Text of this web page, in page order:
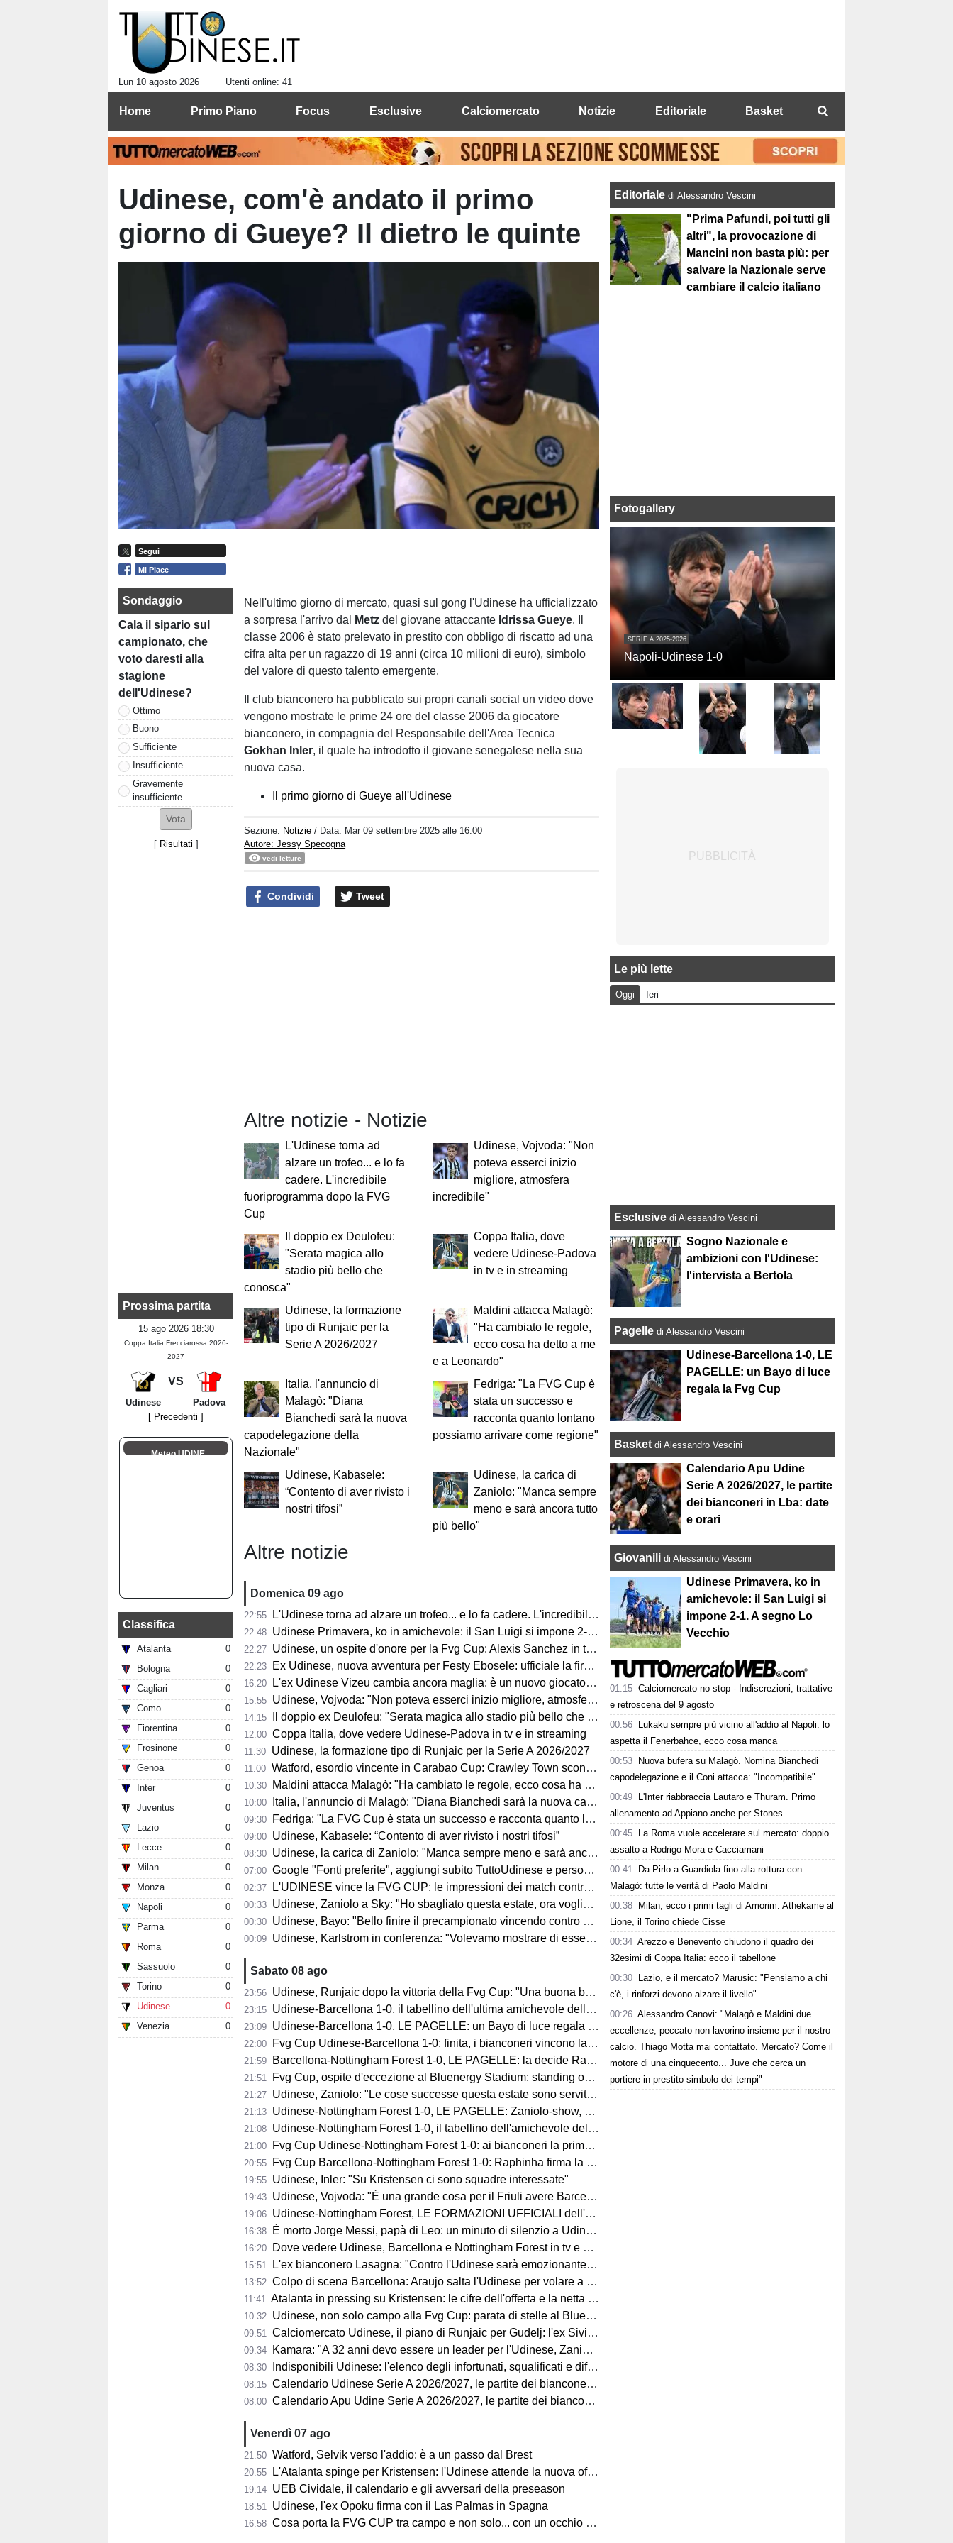
Lun 10 agosto 2026 Utenti online: 41
Home Primo Piano Focus Esclusive Calciomercato Notizie Editoriale Basket
Udinese, com'è andato il primo
giorno di Gueye? Il dietro le quinte
Segui
Mi Piace
Sondaggio
Cala il sipario sul
campionato, che
voto daresti alla
stagione
dell'Udinese?
Ottimo
Buono
Sufficiente
Insufficiente
Gravemente
insufficiente
[ Risultati ]
Prossima partita
15 ago 2026 18:30
Coppa Italia Frecciarossa 2026-
2027
VS
Udinese
Padova
[ Precedenti ]
Meteo UDINE
Classifica
Atalanta
0
Bologna
0
Cagliari
0
Como
0
Fiorentina
0
Frosinone
0
Genoa
0
Inter
0
Juventus
0
Lazio
0
Lecce
0
Milan
0
Monza
0
Napoli
0
Parma
0
Roma
0
Sassuolo
0
Torino
0
Udinese
0
Venezia
0
Nell'ultimo giorno di mercato, quasi sul gong l'Udinese ha ufficializzato
a sorpresa l'arrivo dal
Metz del giovane attaccante Idrissa Gueye. Il
classe 2006 è stato prelevato in prestito con obbligo di riscatto ad una
cifra alta per un ragazzo di 19 anni (circa 10 milioni di euro), simbolo
del valore di questo talento emergente.
Il club bianconero ha pubblicato sui propri canali social un video dove
vengono mostrate le prime 24 ore del classe 2006 da giocatore
bianconero, in compagnia del Responsabile dell'Area Tecnica
Gokhan Inler, il quale ha introdotto il giovane senegalese nella sua
nuova casa.
Il primo giorno di Gueye all'Udinese
Sezione: Notizie / Data: Mar 09 settembre 2025 alle 16:00
Autore: Jessy Specogna
vedi letture
Condividi Tweet
Altre notizie - Notizie
L'Udinese torna ad
alzare un trofeo... e lo fa
cadere. L'incredibile
fuoriprogramma dopo la FVG
Cup
Udinese, Vojvoda: "Non
poteva esserci inizio
migliore, atmosfera
incredibile"
Il doppio ex Deulofeu:
"Serata magica allo
stadio più bello che
conosca"
Coppa Italia, dove
vedere Udinese-Padova
in tv e in streaming
Udinese, la formazione
tipo di Runjaic per la
Serie A 2026/2027
Maldini attacca Malagò:
"Ha cambiato le regole,
ecco cosa ha detto a me
e a Leonardo"
Italia, l'annuncio di
Malagò: "Diana
Bianchedi sarà la nuova
capodelegazione della
Nazionale"
Fedriga: "La FVG Cup è
stata un successo e
racconta quanto lontano
possiamo arrivare come regione"
Udinese, Kabasele:
“Contento di aver rivisto i
nostri tifosi”
Udinese, la carica di
Zaniolo: "Manca sempre
meno e sarà ancora tutto
più bello"
Altre notizie
Domenica 09 ago
22:55 L'Udinese torna ad alzare un trofeo... e lo fa cadere. L'incredibile fuoriprogramma dopo la FVG Cup
22:48 Udinese Primavera, ko in amichevole: il San Luigi si impone 2-1. A segno Lo Vecchio
22:27 Udinese, un ospite d'onore per la Fvg Cup: Alexis Sanchez in tribuna. Il punto sul suo futuro
22:23 Ex Udinese, nuova avventura per Festy Ebosele: ufficiale la firma in Turchia
16:20 L'ex Udinese Vizeu cambia ancora maglia: è un nuovo giocatore dell'Avaì
15:55 Udinese, Vojvoda: "Non poteva esserci inizio migliore, atmosfera incredibile"
14:15 Il doppio ex Deulofeu: "Serata magica allo stadio più bello che conosca"
12:00 Coppa Italia, dove vedere Udinese-Padova in tv e in streaming
11:30 Udinese, la formazione tipo di Runjaic per la Serie A 2026/2027
11:00 Watford, esordio vincente in Carabao Cup: Crawley Town sconfitto con un gol nel recupero
10:30 Maldini attacca Malagò: "Ha cambiato le regole, ecco cosa ha detto a me e a Leonardo"
10:00 Italia, l'annuncio di Malagò: "Diana Bianchedi sarà la nuova capodelegazione della Nazionale"
09:30 Fedriga: "La FVG Cup è stata un successo e racconta quanto lontano possiamo arrivare come regione"
09:00 Udinese, Kabasele: “Contento di aver rivisto i nostri tifosi”
08:30 Udinese, la carica di Zaniolo: "Manca sempre meno e sarà ancora tutto più bello"
07:00 Google "Fonti preferite", aggiungi subito TuttoUdinese e personalizza le tue notizie
02:37 L'UDINESE vince la FVG CUP: le impressioni dei match contro Barcellona e Nottingham Forest
00:33 Udinese, Zaniolo a Sky: "Ho sbagliato questa estate, ora voglio lavorare per l'Udinese e la Nazionale"
00:30 Udinese, Bayo: "Bello finire il precampionato vincendo contro una grande come il Barcellona davanti a un fantastico pubblico"
00:09 Udinese, Karlstrom in conferenza: "Volevamo mostrare di essere pronti per la stagione"
Sabato 08 ago
23:56 Udinese, Runjaic dopo la vittoria della Fvg Cup: "Una buona base su cui costruire"
23:15 Udinese-Barcellona 1-0, il tabellino dell'ultima amichevole della FVG Cup
23:09 Udinese-Barcellona 1-0, LE PAGELLE: un Bayo di luce regala la Fvg Cup
22:00 Fvg Cup Udinese-Barcellona 1-0: finita, i bianconeri vincono la prima edizione
21:59 Barcellona-Nottingham Forest 1-0, LE PAGELLE: la decide Raphinha su rigore
21:51 Fvg Cup, ospite d'eccezione al Bluenergy Stadium: standing ovation per Handanovic
21:27 Udinese, Zaniolo: "Le cose successe questa estate sono servite per tornare più forte di prima"
21:13 Udinese-Nottingham Forest 1-0, LE PAGELLE: Zaniolo-show, Solet decisivo
21:08 Udinese-Nottingham Forest 1-0, il tabellino dell'amichevole della Fvg Cup
21:00 Fvg Cup Udinese-Nottingham Forest 1-0: ai bianconeri la prima amichevole!
20:55 Fvg Cup Barcellona-Nottingham Forest 1-0: Raphinha firma la vittoria blaugrana
19:55 Udinese, Inler: "Su Kristensen ci sono squadre interessate"
19:43 Udinese, Vojvoda: "È una grande cosa per il Friuli avere Barcellona e Nottingham qui, ma vogliamo vincere noi"
19:06 Udinese-Nottingham Forest, LE FORMAZIONI UFFICIALI dell'amichevole di Fvg Cup
16:38 È morto Jorge Messi, papà di Leo: un minuto di silenzio a Udine, Barcellona con il lutto al braccio
16:20 Dove vedere Udinese, Barcellona e Nottingham Forest in tv e streaming | FVG Cup
15:51 L'ex bianconero Lasagna: "Contro l'Udinese sarà emozionante, proveremo a vincere"
13:52 Colpo di scena Barcellona: Araujo salta l'Udinese per volare a Liverpool! Le 3 assenze di Flick
11:41 Atalanta in pressing su Kristensen: le cifre dell'offerta e la netta condizione dell'Udinese
10:32 Udinese, non solo campo alla Fvg Cup: parata di stelle al Bluenergy Stadium
09:51 Calciomercato Udinese, il piano di Runjaic per Gudelj: l'ex Siviglia avrà un nuovo ruolo
09:34 Kamara: "A 32 anni devo essere un leader per l'Udinese, Zaniolo ha fatto un'ottima scelta"
08:30 Indisponibili Udinese: l'elenco degli infortunati, squalificati e diffidati
08:15 Calendario Udinese Serie A 2026/2027, le partite dei bianconeri: date e orari
08:00 Calendario Apu Udine Serie A 2026/2027, le partite dei bianconeri in Lba: date e orari
Venerdì 07 ago
21:50 Watford, Selvik verso l'addio: è a un passo dal Brest
20:55 L'Atalanta spinge per Kristensen: l'Udinese attende la nuova offerta
19:14 UEB Cividale, il calendario e gli avversari della preseason
18:51 Udinese, l'ex Opoku firma con il Las Palmas in Spagna
16:58 Cosa porta la FVG CUP tra campo e non solo... con un occhio sempre al MERCATO
Editorialedi Alessandro Vescini
"Prima Pafundi, poi tutti gli
altri", la provocazione di
Mancini non basta più: per
salvare la Nazionale serve
cambiare il calcio italiano
Fotogallery
SERIE A 2025-2026
Napoli-Udinese 1-0
Le più lette
Oggi Ieri
Esclusive di Alessandro Vescini
Sogno Nazionale e
ambizioni con l'Udinese:
l'intervista a Bertola
Pagelle di Alessandro Vescini
Udinese-Barcellona 1-0, LE
PAGELLE: un Bayo di luce
regala la Fvg Cup
Basket di Alessandro Vescini
Calendario Apu Udine
Serie A 2026/2027, le partite
dei bianconeri in Lba: date
e orari
Giovanili di Alessandro Vescini
Udinese Primavera, ko in
amichevole: il San Luigi si
impone 2-1. A segno Lo
Vecchio
01:15 Calciomercato no stop - Indiscrezioni, trattative
e retroscena del 9 agosto
00:56
Lukaku sempre più vicino all'addio al Napoli: lo
aspetta il Fenerbahce, ecco cosa manca
00:53
Nuova bufera su Malagò. Nomina Bianchedi
capodelegazione e il Coni attacca: "Incompatibile"
00:49
L'Inter riabbraccia Lautaro e Thuram. Primo
allenamento ad Appiano anche per Stones
00:45
La Roma vuole accelerare sul mercato: doppio
assalto a Rodrigo Mora e Cacciamani
00:41
Da Pirlo a Guardiola fino alla rottura con
Malagò: tutte le verità di Paolo Maldini
00:38
Milan, ecco i primi tagli di Amorim: Athekame al
Lione, il Torino chiede Cisse
00:34 Arezzo e Benevento chiudono il quadro dei
32esimi di Coppa Italia: ecco il tabellone
00:30
Lazio, e il mercato? Marusic: "Pensiamo a chi
c'è, i rinforzi devono alzare il livello"
00:26 Alessandro Canovi: "Malagò e Maldini due
eccellenze, peccato non lavorino insieme per il nostro
calcio. Thiago Motta mai contattato. Mercato? Come il
motore di una cinquecento... Juve che cerca un
portiere in prestito simbolo dei tempi"